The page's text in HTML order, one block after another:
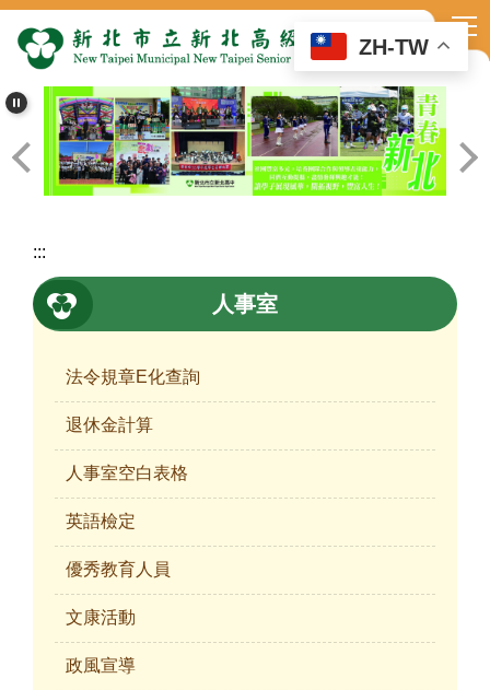
到
要
內
容
區
ZH-TW
:::
人事室
法令規章E化查詢
退休金計算
人事室空白表格
英語檢定
優秀教育人員
文康活動
政風宣導